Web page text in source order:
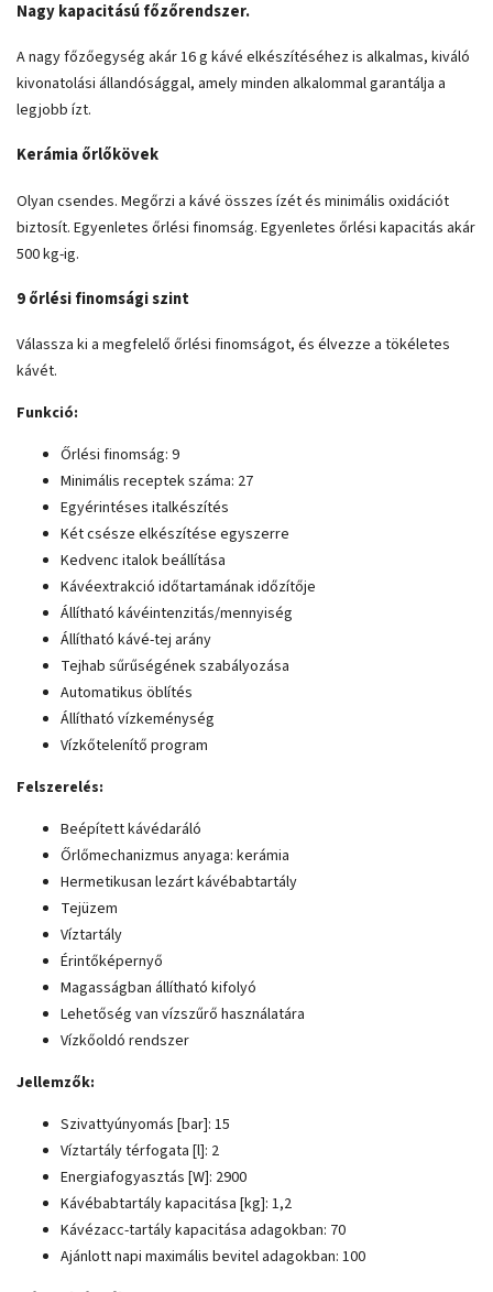
Nagy kapacitású főzőrendszer.
A nagy főzőegység akár 16 g kávé elkészítéséhez is alkalmas, kiváló
kivonatolási állandósággal, amely minden alkalommal garantálja a
legjobb ízt.
Kerámia őrlőkövek
Olyan csendes. Megőrzi a kávé összes ízét és minimális oxidációt
biztosít. Egyenletes őrlési finomság. Egyenletes őrlési kapacitás akár
500 kg-ig.
9 őrlési finomsági szint
Válassza ki a megfelelő őrlési finomságot, és élvezze a tökéletes
kávét.
Funkció:
Őrlési finomság: 9
Minimális receptek száma: 27
Egyérintéses italkészítés
Két csésze elkészítése egyszerre
Kedvenc italok beállítása
Kávéextrakció időtartamának időzítője
Állítható kávéintenzitás/mennyiség
Állítható kávé-tej arány
Tejhab sűrűségének szabályozása
Automatikus öblítés
Állítható vízkeménység
Vízkőtelenítő program
Felszerelés:
Beépített kávédaráló
Őrlőmechanizmus anyaga: kerámia
Hermetikusan lezárt kávébabtartály
Tejüzem
Víztartály
Érintőképernyő
Magasságban állítható kifolyó
Lehetőség van vízszűrő használatára
Vízkőoldó rendszer
Jellemzők:
Szivattyúnyomás [bar]: 15
Víztartály térfogata [l]: 2
Energiafogyasztás [W]: 2900
Kávébabtartály kapacitása [kg]: 1,2
Kávézacc-tartály kapacitása adagokban: 70
Ajánlott napi maximális bevitel adagokban: 100